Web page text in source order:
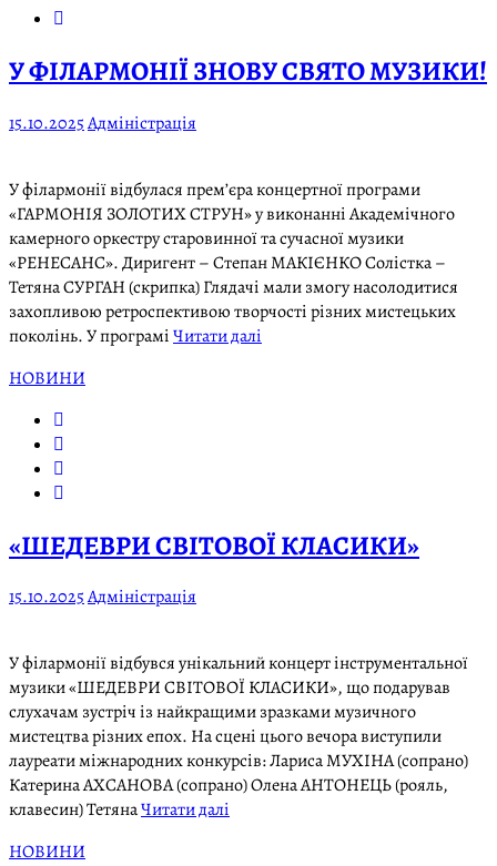
У ФІЛАРМОНІЇ ЗНОВУ СВЯТО МУЗИКИ!
15.10.2025Адміністрація
У філармонії відбулася прем’єра концертної програми
«ГАРМОНІЯ ЗОЛОТИХ СТРУН» у виконанні Академічного
камерного оркестру старовинної та сучасної музики
«РЕНЕСАНС». Диригент – Степан МАКІЄНКО Солістка –
Тетяна СУРГАН (скрипка) Глядачі мали змогу насолодитися
захопливою ретроспективою творчості різних мистецьких
поколінь. У програміЧитати далі
НОВИНИ
«ШЕДЕВРИ СВІТОВОЇ КЛАСИКИ»
15.10.2025Адміністрація
У філармонії відбувся унікальний концерт інструментальної
музики «ШЕДЕВРИ СВІТОВОЇ КЛАСИКИ», що подарував
слухачам зустріч із найкращими зразками музичного
мистецтва різних епох. На сцені цього вечора виступили
лауреати міжнародних конкурсів: Лариса МУХІНА (сопрано)
Катерина АХСАНОВА (сопрано) Олена АНТОНЕЦЬ (рояль,
клавесин) ТетянаЧитати далі
НОВИНИ